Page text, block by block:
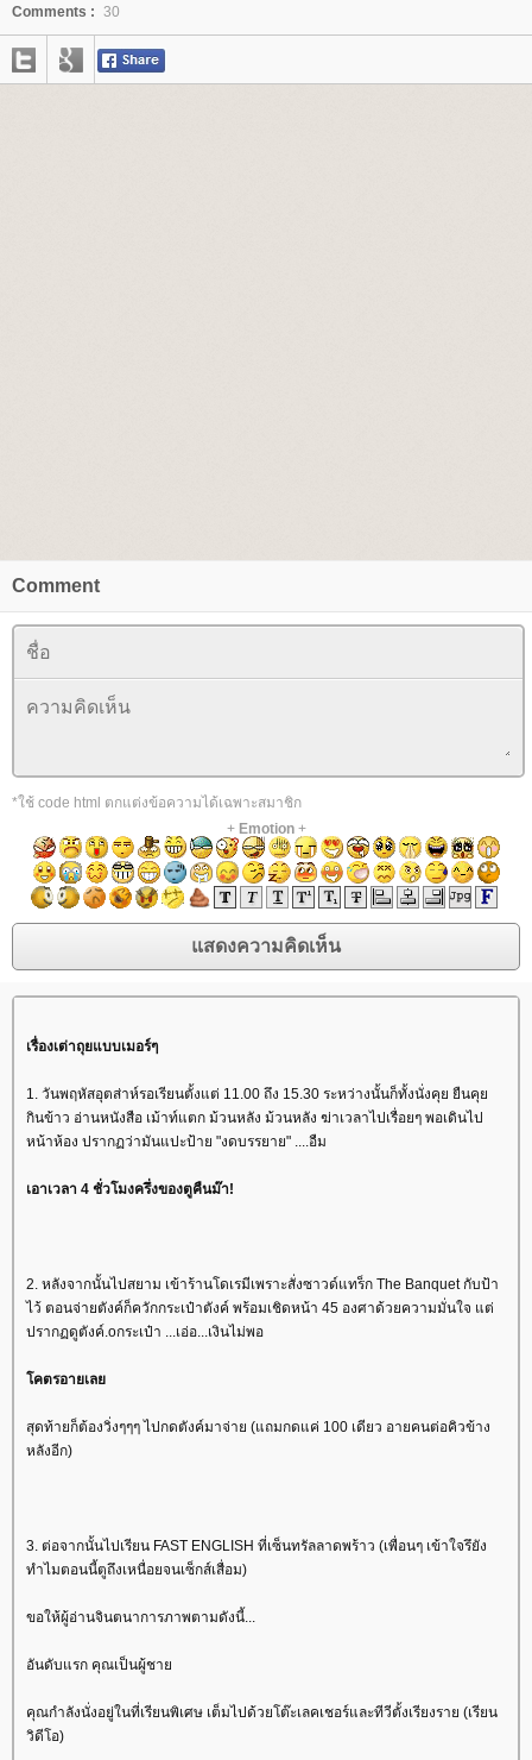
Comments : 30
Comment
*ใช้ code html ตกแต่งข้อความได้เฉพาะสมาชิก
+ Emotion+
เรื่องเต่าถุยแบบเมอร์ๆ
1. วันพฤหัสอุตส่าห์รอเรียนตั้งแต่ 11.00 ถึง 15.30 ระหว่างนั้นก็ทั้งนั่งคุย ยืนคุ
กินข้าว อ่านหนังสือ เม้าท์แตก ม้วนหลัง ม้วนหลัง ฆ่าเวลาไปเรื่อยๆ พอเดินไป
หน้าห้อง ปรากฏว่ามันแปะป้าย "งดบรรยาย" ....อืม
เอาเวลา 4 ชั่วโมงครึ่งของตูคืนม๊า!
2. หลังจากนั้นไปสยาม เข้าร้านโดเรมีเพราะสั่งซาวด์แทร็ก The Banquet กับป้า
ไว้ ตอนจ่ายตังค์ก็ควักกระเป๋าตังค์ พร้อมเชิดหน้า 45 องศาด้วยความมั่นใจ แต่
ปรากฏดูตังค์.oกระเป๋า ...เอ่อ...เงินไม่พอ
คตรอายเล
สุดท้ายก็ต้องวิ่งๆๆๆ ไปกดตังค์มาจ่าย (แถมกดแค่ 100 เดียว อายคนต่อคิวข้าง
หลังอีก)
3. ต่อจากนั้นไปเรียน FAST ENGLISH ที่เซ็นทรัลลาดพร้าว (เพื่อนๆ เข้าใจรึยัง
ทำไมตอนนี้ตูถึงเหนื่อยจนเซ็กส์เสื่อม)
ขอให้ผู้อ่านจินตนาการภาพตามดังนี้...
อันดับแรก คุณเป็นผู้ชา
คุณกำลังนั่งอยู่ในที่เรียนพิเศษ เต็มไปด้วยโต๊ะเลคเชอร์และทีวีตั้งเรียงราย (เรียน
วิดีโอ)